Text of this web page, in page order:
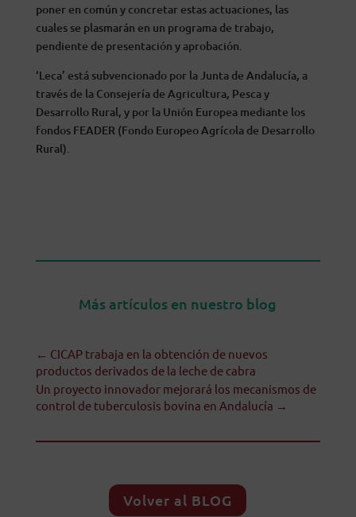
poner en común y concretar estas actuaciones, las
cuales se plasmarán en un programa de trabajo,
pendiente de presentación y aprobación.
‘Leca’ está subvencionado por la Junta de Andalucía, a
través de la Consejería de Agricultura, Pesca y
Desarrollo Rural, y por la Unión Europea mediante los
fondos FEADER (Fondo Europeo Agrícola de Desarrollo
Rural).
Más artículos en nuestro blog
← CICAP trabaja en la obtención de nuevos
productos derivados de la leche de cabra
Un proyecto innovador mejorará los mecanismos de
control de tuberculosis bovina en Andalucía →
Volver al BLOG